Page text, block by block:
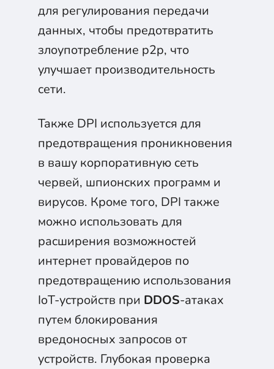
для регулирования передачи
данных, чтобы предотвратить
злоупотребление p2p, что
улучшает производительность
сети.
Также DPI используется для
предотвращения проникновения
в вашу корпоративную сеть
червей, шпионских программ и
вирусов. Кроме того, DPI также
можно использовать для
расширения возможностей
интернет провайдеров по
предотвращению использования
IoT-устройств при DDOS-атаках
путем блокирования
вредоносных запросов от
устройств. Глубокая проверка